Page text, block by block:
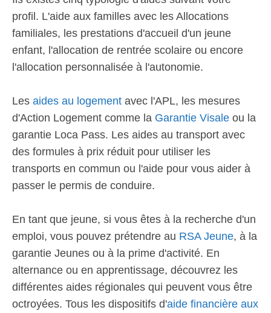
profil. L'aide aux familles avec les Allocations
familiales, les prestations d'accueil d'un jeune
enfant, l'allocation de rentrée scolaire ou encore
l'allocation personnalisée à l'autonomie.
Les aides au logement avec l'APL, les mesures
d'Action Logement comme la Garantie Visale ou la
garantie Loca Pass. Les aides au transport avec
des formules à prix réduit pour utiliser les
transports en commun ou l'aide pour vous aider à
passer le permis de conduire.
En tant que jeune, si vous êtes à la recherche d'un
emploi, vous pouvez prétendre au RSA Jeune, à la
garantie Jeunes ou à la prime d'activité. En
alternance ou en apprentissage, découvrez les
différentes aides régionales qui peuvent vous être
octroyées. Tous les dispositifs d'aide financière aux